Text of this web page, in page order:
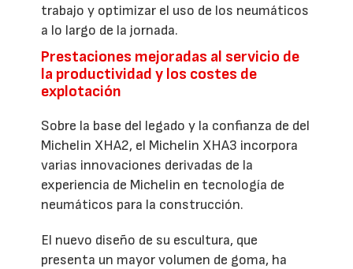
trabajo y optimizar el uso de los neumáticos
a lo largo de la jornada.
Prestaciones mejoradas al servicio de
la productividad y los costes de
explotación
Sobre la base del legado y la confianza de del
Michelin XHA2, el Michelin XHA3 incorpora
varias innovaciones derivadas de la
experiencia de Michelin en tecnología de
neumáticos para la construcción.
El nuevo diseño de su escultura, que
presenta un mayor volumen de goma, ha